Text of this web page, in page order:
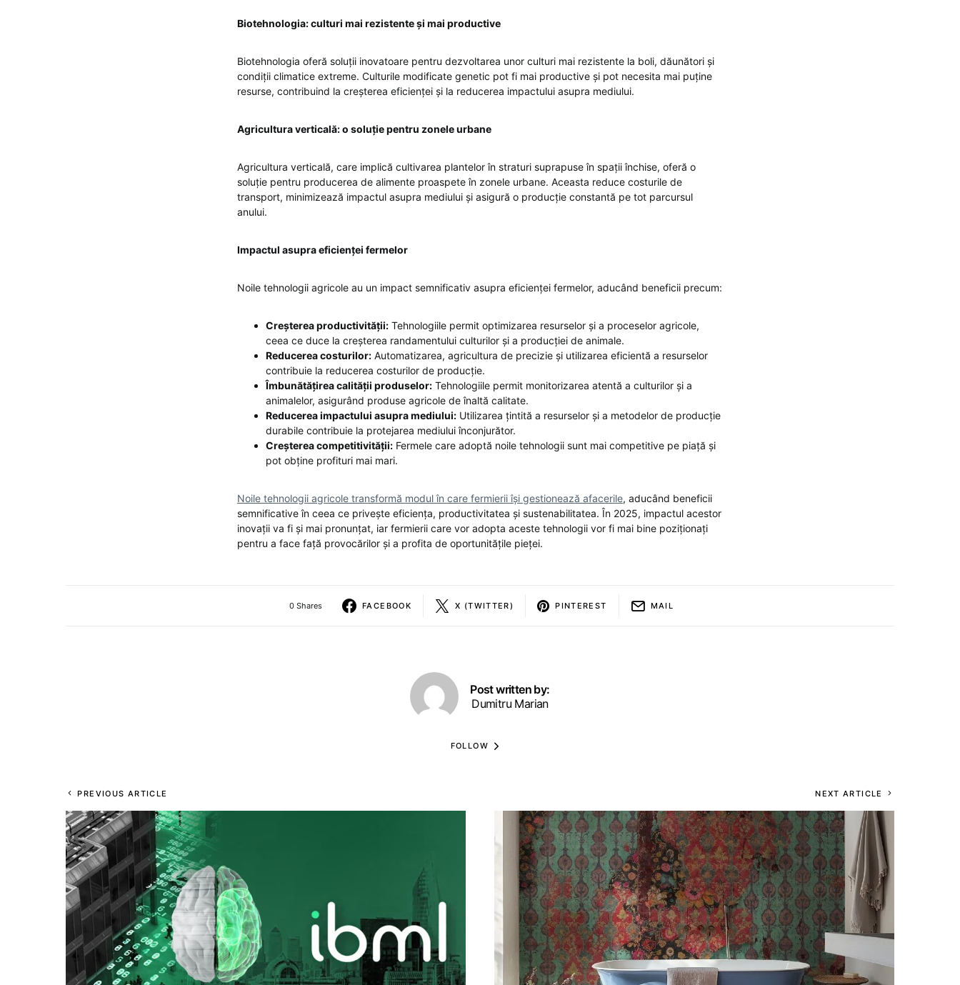
Biotehnologia: culturi mai rezistente și mai productive
Biotehnologia oferă soluții inovatoare pentru dezvoltarea unor culturi mai rezistente la boli, dăunători și
condiții climatice extreme. Culturile modificate genetic pot fi mai productive și pot necesita mai puține
resurse, contribuind la creșterea eficienței și la reducerea impactului asupra mediului.
Agricultura verticală: o soluție pentru zonele urbane
Agricultura verticală, care implică cultivarea plantelor în straturi suprapuse în spații închise, oferă o
soluție pentru producerea de alimente proaspete în zonele urbane. Aceasta reduce costurile de
transport, minimizează impactul asupra mediului și asigură o producție constantă pe tot parcursul
anului.
Impactul asupra eficienței fermelor
Noile tehnologii agricole au un impact semnificativ asupra eficienței fermelor, aducând beneficii precum:
Creșterea productivității: Tehnologiile permit optimizarea resurselor și a proceselor agricole,
ceea ce duce la creșterea randamentului culturilor și a producției de animale.
Reducerea costurilor: Automatizarea, agricultura de precizie și utilizarea eficientă a resurselor
contribuie la reducerea costurilor de producție.
Îmbunătățirea calității produselor: Tehnologiile permit monitorizarea atentă a culturilor și a
animalelor, asigurând produse agricole de înaltă calitate.
Reducerea impactului asupra mediului: Utilizarea țintită a resurselor și a metodelor de producție
durabile contribuie la protejarea mediului înconjurător.
Creșterea competitivității: Fermele care adoptă noile tehnologii sunt mai competitive pe piață și
pot obține profituri mai mari.
Noile tehnologii agricole transformă modul în care fermierii își gestionează afacerile, aducând beneficii
semnificative în ceea ce privește eficiența, productivitatea și sustenabilitatea. În 2025, impactul acestor
inovații va fi și mai pronunțat, iar fermierii care vor adopta aceste tehnologii vor fi mai bine poziționați
pentru a face față provocărilor și a profita de oportunitățile pieței.
0 Shares FACEBOOK X (TWITTER) PINTEREST MAIL
Post written by:
Dumitru Marian
FOLLOW
PREVIOUS ARTICLE NEXT ARTICLE